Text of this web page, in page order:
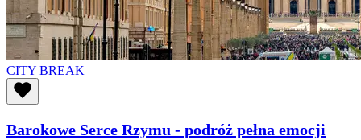
CITY BREAK
Barokowe Serce Rzymu - podróż pełna emocji